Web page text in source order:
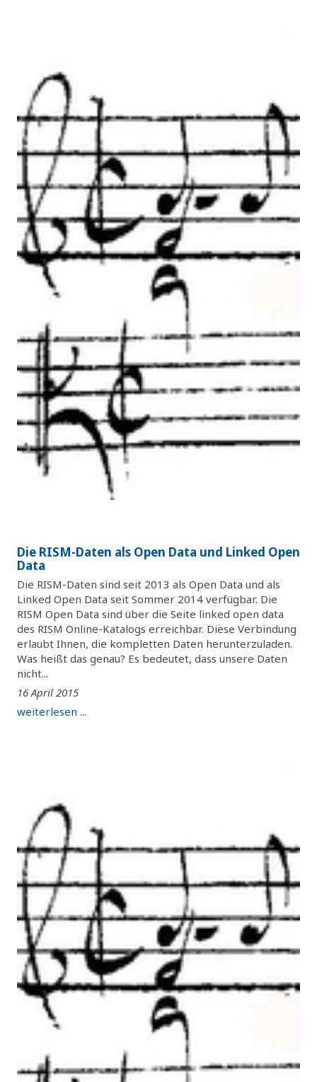
Die RISM-Daten als Open Data und Linked Open
Data
Die RISM-Daten sind seit 2013 als Open Data und als
Linked Open Data seit Sommer 2014 verfügbar. Die
RISM Open Data sind über die Seite linked open data
des RISM Online-Katalogs erreichbar. Diese Verbindung
erlaubt Ihnen, die kompletten Daten herunterzuladen.
Was heißt das genau? Es bedeutet, dass unsere Daten
nicht...
16 April 2015
weiterlesen ...